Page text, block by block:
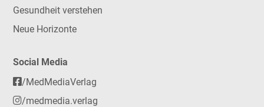
Gesundheit verstehen
Neue Horizonte
Social Media
/MedMediaVerlag
/medmedia.verlag